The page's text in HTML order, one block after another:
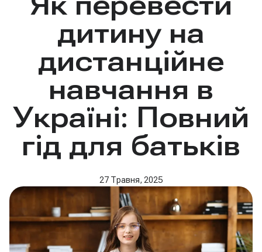
дитину на
дистанційне
навчання в
Україні: Повний
гід для батьків
27 Травня, 2025